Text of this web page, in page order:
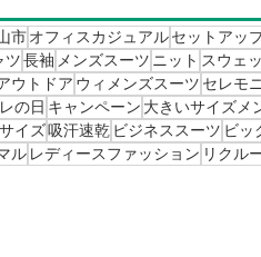
市オフィスカジュアルセットアッ
ツ長袖 メンズスーツ ニット スウェ
ウトドア ウィメンズスーツ セレモ
の日 キャンペーン 大きいサイズメ
イズ吸汗速乾 ビジネススーツ ビッ
ル レディースファッション リクル